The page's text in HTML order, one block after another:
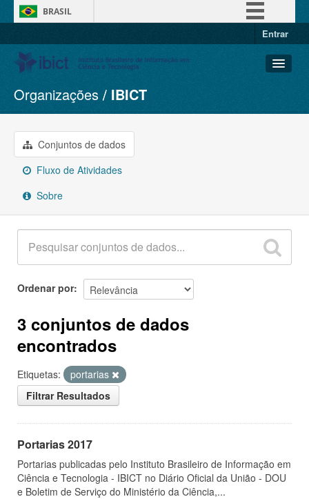
BRASIL
Entrar
Conjuntos de dados
Organizações
Grupos
Sobre
Organizações IBICT
Conjuntos de dados
Fluxo de Atividades
Sobre
Ordenar por
3 conjuntos de dados
encontrados
Etiquetas:
portarias
Filtrar Resultados
Portarias 2017
Portarias publicadas pelo Instituto Brasileiro de Informação em
Ciência e Tecnologia - IBICT no Diário Oficial da União - DOU
e Boletim de Serviço do Ministério da Ciência,...